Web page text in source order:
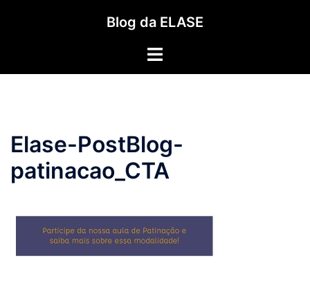
Blog da ELASE
Toggle
Elase-PostBlog-
patinacao_CTA